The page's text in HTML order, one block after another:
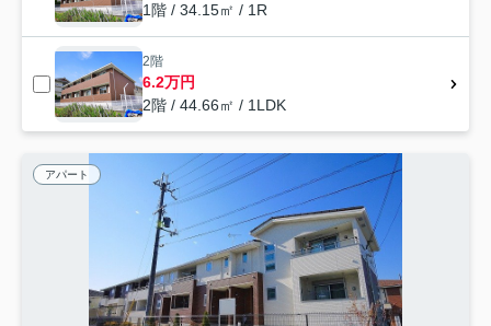
1階 / 34.15㎡ / 1R
2階
6.2万円
2階 / 44.66㎡ / 1LDK
アパート